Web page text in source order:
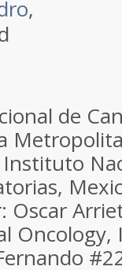
,
de
Oscar